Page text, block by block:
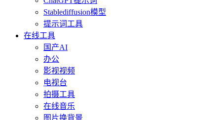
Stablediffusion模型
提示词工具
在线工具
国产AI
办公
影视视频
电视台
拍摄工具
在线音乐
图片换背景